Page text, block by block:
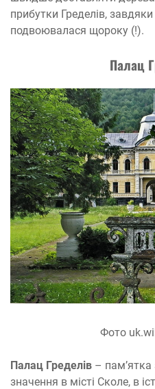
прибутки Гределів, завдяки
подвоювалася щороку (!).
Палац
Фото
Палац Гределів – пам’ятка
значення в місті Сколе, в